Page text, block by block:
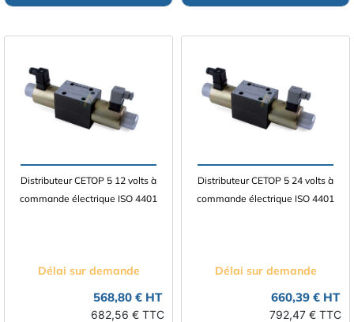
Distributeur CETOP 5 12 volts à
commande électrique ISO 4401
Délai sur demande
568,80 € HT
682,56 € TTC
Distributeur CETOP 5 24 volts à
commande électrique ISO 4401
Délai sur demande
660,39 € HT
792,47 € TTC